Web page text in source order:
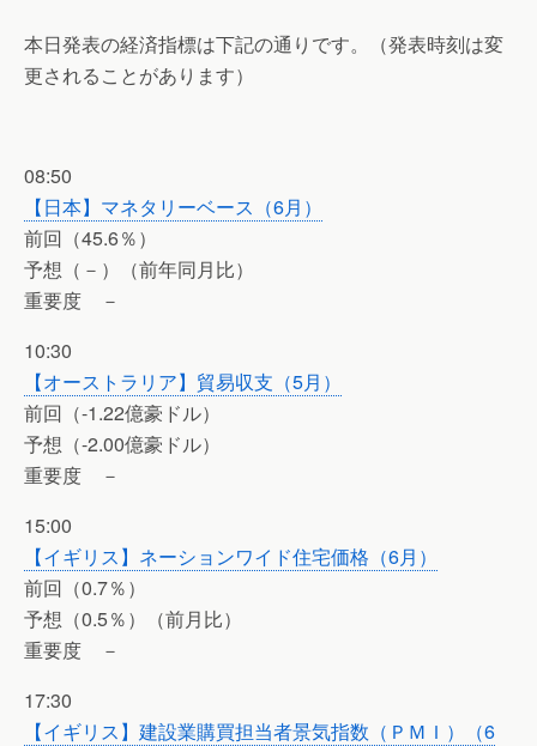
本日発表の経済指標は下記の通りです。（発表時刻は変
更されることがあります）
08:50
【日本】マネタリーベース（6月）
前回（45.6％）
予想（－）（前年同月比）
重要度 －
10:30
【オーストラリア】貿易収支（5月）
前回（-1.22億豪ドル）
予想（-2.00億豪ドル）
重要度 －
15:00
【イギリス】ネーションワイド住宅価格（6月）
前回（0.7％）
予想（0.5％）（前月比）
重要度 －
17:30
【イギリス】建設業購買担当者景気指数（ＰＭＩ）（6